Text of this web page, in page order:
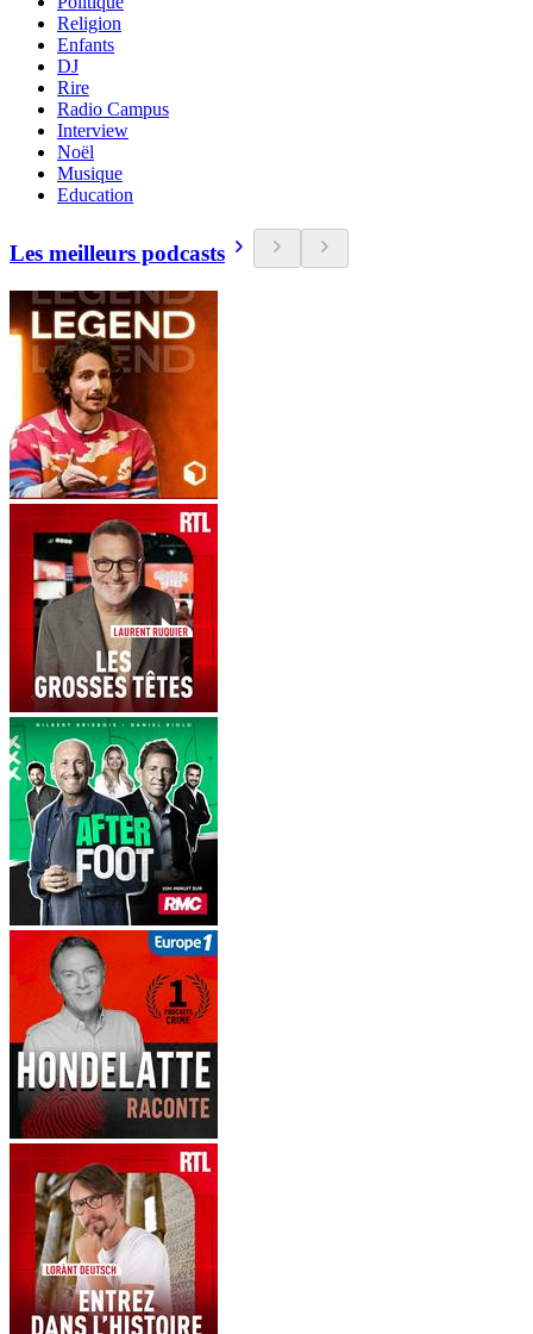
Religion
Enfants
DJ
Rire
Radio Campus
Interview
Noël
Musique
Education
Les meilleurs podcasts